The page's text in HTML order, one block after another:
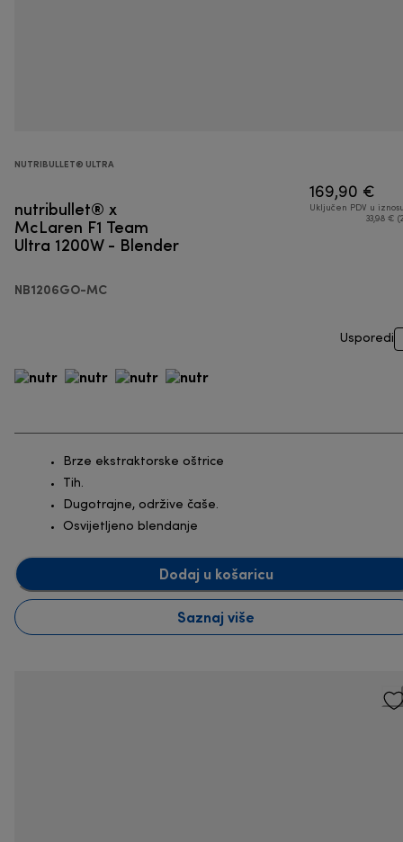
NUTRIBULLET® ULTRA
nutribullet® x
McLaren F1 Team
Ultra 1200W - Blender
NB1206GO-MC
169,90 €
Uključen PDV u
33,98 €
Usporedi
Brze ekstraktorske oštrice
Tih.
Dugotrajne, održive čaše.
Osvijetljeno blendanje
Dodaj u košaricu
Saznaj više